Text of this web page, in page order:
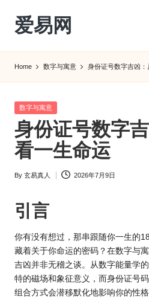
Skip
content
爱易网
转
农
历
阴
历
Home 数字与寓意 身份证号数字吉凶
Posted
数字与寓意
身份证号数字
看一生命运
Posted
By 玄易真人 2026年7月9日
引言
你有没有想过，那串跟随你一生的
藏着关于你命运的密码？在数字与
吉凶并非无稽之谈。从数字能量学
特的磁场和象征意义，而身份证号
组合方式会潜移默化地影响你的性